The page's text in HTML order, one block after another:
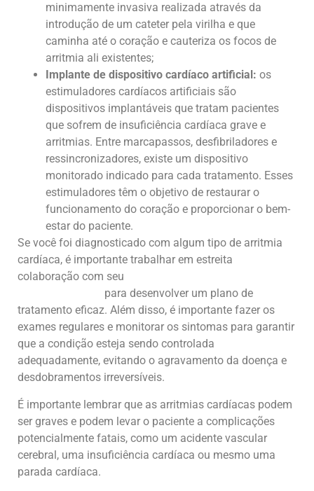
minimamente invasiva realizada através da
introdução de um cateter pela virilha e que
caminha até o coração e cauteriza os focos de
arritmia ali existentes;
Implante de dispositivo cardíaco artificial: os
estimuladores cardíacos artificiais são
dispositivos implantáveis que tratam pacientes
que sofrem de insuficiência cardíaca grave e
arritmias. Entre marcapassos, desfibriladores e
ressincronizadores, existe um dispositivo
monitorado indicado para cada tratamento. Esses
estimuladores têm o objetivo de restaurar o
funcionamento do coração e proporcionar o bem-
estar do paciente.
Se você foi diagnosticado com algum tipo de arritmia
cardíaca, é importante trabalhar em estreita
colaboração com seu
para desenvolver um plano de
tratamento eficaz. Além disso, é importante fazer os
exames regulares e monitorar os sintomas para garantir
que a condição esteja sendo controlada
adequadamente, evitando o agravamento da doença e
desdobramentos irreversíveis.
É importante lembrar que as arritmias cardíacas podem
ser graves e podem levar o paciente a complicações
potencialmente fatais, como um acidente vascular
cerebral, uma insuficiência cardíaca ou mesmo uma
parada cardíaca.